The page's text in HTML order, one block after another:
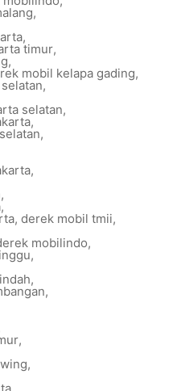
,
,
timur,
,
mobil kelapa gading,
,
selatan,
,
,
,
,
,
, derek mobil tmii,
mobilindo,
,
,
,
,
,